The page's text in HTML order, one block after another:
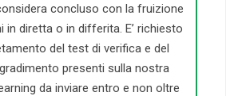
concluso con la fruizione
in diretta o in differita. E’ richiesto
del test di verifica e del
presenti sulla nostra
da inviare entro e non oltre